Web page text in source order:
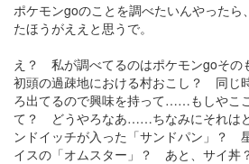
ポケモンgoのことを調べたいんやったら
たほうがええと思うで。
え？ 私が調べてるのはポケモンgoそ
初頭の過疎地における村おこし？ 同じ
ろ出てるので興味を持って……もしやこ
て？ どうやろなあ……ちなみにそれは
ンドイッチが入った「サンドパン」？
イスの「オムスター」？ あと、サイ丼